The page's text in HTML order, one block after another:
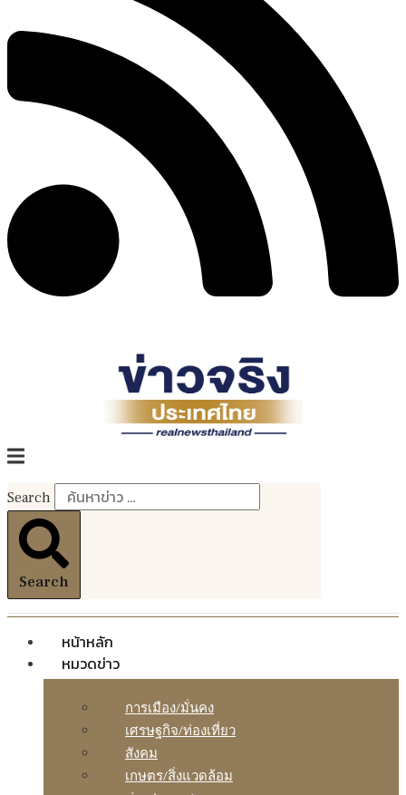
Search
Search
หน้าหลัก
หมวดข่าว
การเมือง/มั่นคง
เศรษฐกิจ/ท่องเที่ยว
สังคม
เกษตร/สิ่งแวดล้อม